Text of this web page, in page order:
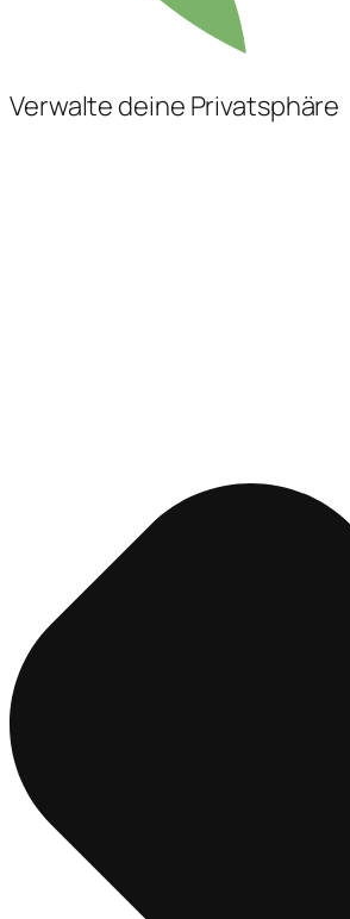
Verwalte deine Privatsphäre